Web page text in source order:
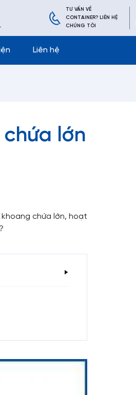
TƯ VẤN VỀ
CONTAINER? LIÊN HỆ
CHÚNG TÔI
Liên hệ
lớn
chứa lớn, hoạt